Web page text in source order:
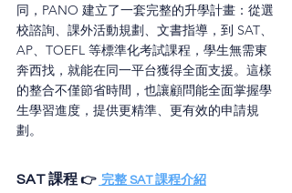
同， PANO 建立了一套完整的升學計畫：從選
校諮詢、課外活動規劃、文書指導，到 SAT、
AP、TOEFL 等標準化考試課程，學生無需東
奔西找，就能在同一平台獲得全面支援。這樣
的整合不僅節省時間，也讓顧問能全面掌握學
生學習進度，提供更精準、更有效的申請規
劃。
SAT 課程 👉 完整 SAT 課程介紹